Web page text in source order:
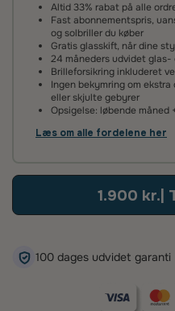
Altid 33% rabat på alle
Fast abonnementspris,
og solbriller du køber
Gratis glasskift, når dine
24 måneders udvidet glas-
Brilleforsikring inkluderet
Ingen bekymring om ekstra
eller skjulte gebyrer
Opsigelse: løbende måned
Læs om alle fordelene her
1.900 kr.
100 dages udvidet garanti
100 dages
Det kan tage lidt tid at
de har en ny styrke eller er
100 dage – så finder vi en
Vi giver 2 års garanti på
betyder, at hvis glassene
standarder, reparerer eller
beregning.